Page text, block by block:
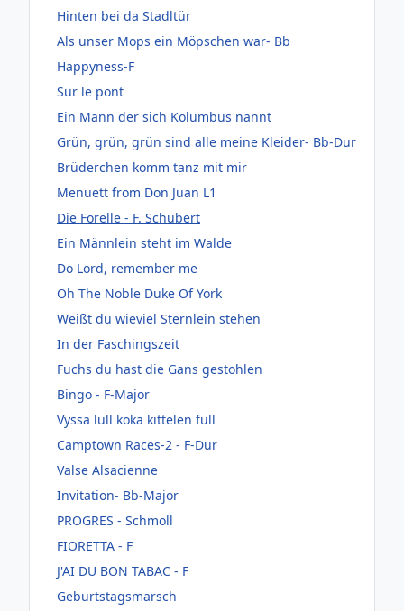
Hinten bei da Stadltür
Als unser Mops ein Möpschen war- Bb
Happyness-F
Sur le pont
Ein Mann der sich Kolumbus nannt
Grün, grün, grün sind alle meine Kleider- Bb-Dur
Brüderchen komm tanz mit mir
Menuett from Don Juan L1
Die Forelle - F. Schubert
Ein Männlein steht im Walde
Do Lord, remember me
Oh The Noble Duke Of York
Weißt du wieviel Sternlein stehen
In der Faschingszeit
Fuchs du hast die Gans gestohlen
Bingo - F-Major
Vyssa lull koka kittelen full
Camptown Races-2 - F-Dur
Valse Alsacienne
Invitation- Bb-Major
PROGRES - Schmoll
FIORETTA - F
J'AI DU BON TABAC - F
Geburtstagsmarsch